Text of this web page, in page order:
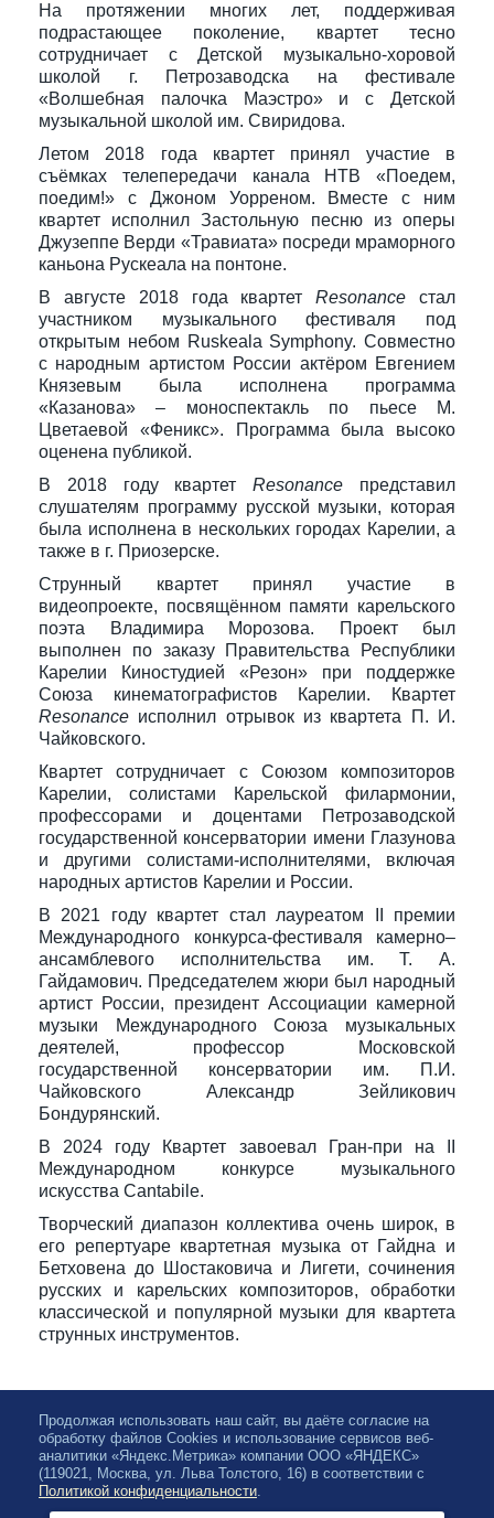
На протяжении многих лет, поддерживая
подрастающее поколение, квартет тесно
сотрудничает с Детской музыкально-хоровой
школой г. Петрозаводска на фестивале
«Волшебная палочка Маэстро» и с Детской
музыкальной школой им. Свиридова.
Летом 2018 года квартет принял участие в
съёмках телепередачи канала НТВ «Поедем,
поедим!» с Джоном Уорреном. Вместе с ним
квартет исполнил Застольную песню из оперы
Джузеппе Верди «Травиата» посреди мраморного
каньона Рускеала на понтоне.
В августе 2018 года квартетResonance стал
участником музыкального фестиваля под
открытым небом Ruskeala Symphony. Совместно
с народным артистом России актёром Евгением
Князевым была исполнена программа
«Казанова» – моноспектакль по пьесе М.
Цветаевой «Феникс». Программа была высоко
оценена публикой.
В 2018 году квартетResonance представил
слушателям программу русской музыки, которая
была исполнена в нескольких городах Карелии, а
также в г. Приозерске.
Струнный квартет принял участие в
видеопроекте, посвящённом памяти карельского
поэта Владимира Морозова. Проект был
выполнен по заказу Правительства Республики
Карелии Киностудией «Резон» при поддержке
Союза кинематографистов Карелии. Квартет
Resonance исполнил отрывок из квартета П. И.
Чайковского.
Квартет сотрудничает с Союзом композиторов
Карелии, солистами Карельской филармонии,
профессорами и доцентами Петрозаводской
государственной консерватории имени Глазунова
и другими солистами-исполнителями, включая
народных артистов Карелии и России.
В 2021 году квартет стал лауреатом II премии
Международного конкурса-фестиваля камерно–
ансамблевого исполнительства им. Т. А.
Гайдамович. Председателем жюри был народный
артист России, президент Ассоциации камерной
музыки Международного Союза музыкальных
деятелей, профессор Московской
государственной консерватории им. П.И.
Чайковского Александр Зейликович
Бондурянский.
В 2024 году Квартет завоевал Гран-при на II
Международном конкурсе музыкального
искусства Cantabile.
Творческий диапазон коллектива очень широк, в
его репертуаре квартетная музыка от Гайдна и
Бетховена до Шостаковича и Лигети, сочинения
русских и карельских композиторов, обработки
классической и популярной музыки для квартета
струнных инструментов.
Продолжая использовать наш сайт, вы даёте согласие на
обработку файлов Cookies и использование сервисов веб-
аналитики «Яндекс.Метрика» компании ООО «ЯНДЕКС»
(119021, Москва, ул. Льва Толстого, 16) в соответствии с
Политикой конфиденциальности.